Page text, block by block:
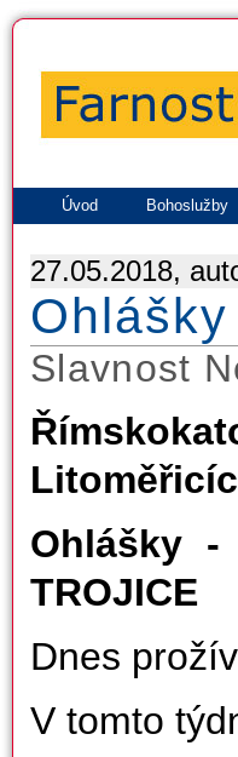
Úvod Bohoslužby
27.05.2018,
Slavnost
Ohlášky -
TROJICE
Dnes
V tomto